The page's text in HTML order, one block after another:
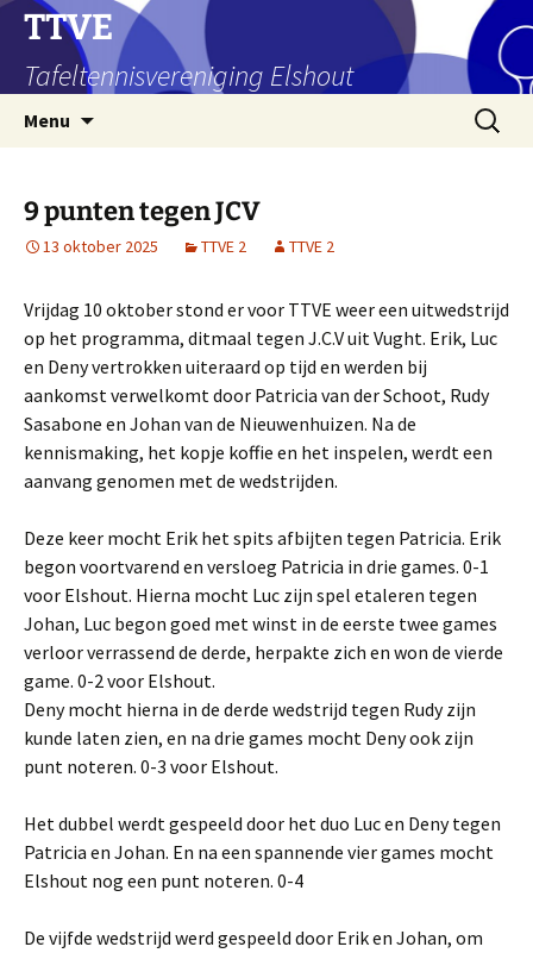
Ga
naar
inhoud
TTVE
Tafeltennisvereniging Elshout
Menu
Zoeken
naar:
9 punten tegen JCV
13 oktober 2025 TTVE 2 TTVE 2
Vrijdag 10 oktober stond er voor TTVE weer een uitwedstrijd
op het programma, ditmaal tegen J.C.V uit Vught. Erik, Luc
en Deny vertrokken uiteraard op tijd en werden bij
aankomst verwelkomt door Patricia van der Schoot, Rudy
Sasabone en Johan van de Nieuwenhuizen. Na de
kennismaking, het kopje koffie en het inspelen, werdt een
aanvang genomen met de wedstrijden.
Deze keer mocht Erik het spits afbijten tegen Patricia. Erik
begon voortvarend en versloeg Patricia in drie games. 0-1
voor Elshout. Hierna mocht Luc zijn spel etaleren tegen
Johan, Luc begon goed met winst in de eerste twee games
verloor verrassend de derde, herpakte zich en won de vierde
game. 0-2 voor Elshout.
Deny mocht hierna in de derde wedstrijd tegen Rudy zijn
kunde laten zien, en na drie games mocht Deny ook zijn
punt noteren. 0-3 voor Elshout.
Het dubbel werdt gespeeld door het duo Luc en Deny tegen
Patricia en Johan. En na een spannende vier games mocht
Elshout nog een punt noteren. 0-4
De vijfde wedstrijd werd gespeeld door Erik en Johan, om